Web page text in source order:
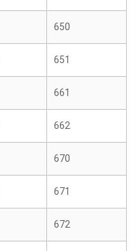
650
651
661
662
670
671
672